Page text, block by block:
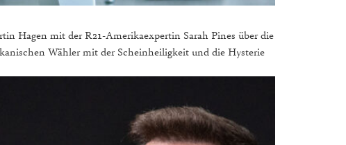
Hagen mit der R21-Amerikaexpertin Sarah Pines über die
Wähler mit der Scheinheiligkeit und die Hysterie